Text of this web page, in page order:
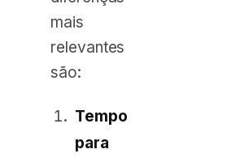
mais
relevantes
são:
Tempo
para